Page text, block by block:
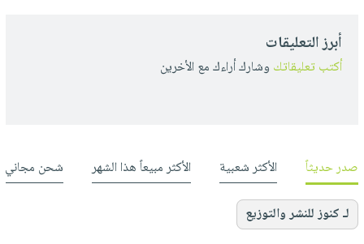
أبرز التعليقات
أكتب تعليقاتك وشارك أراءك مع الأخرين
صدر حديثاً الأكثر شعبية الأكثر مبيعاً هذا الشهر شحن مجاني
لـ كنوز للنشر والتوزيع